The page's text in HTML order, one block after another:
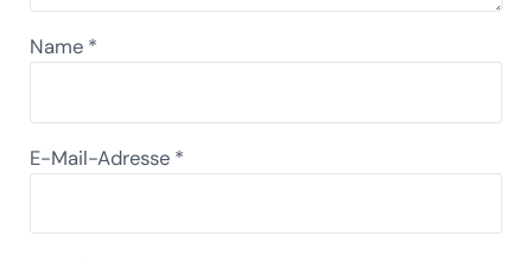
Name *
E-Mail-Adresse *